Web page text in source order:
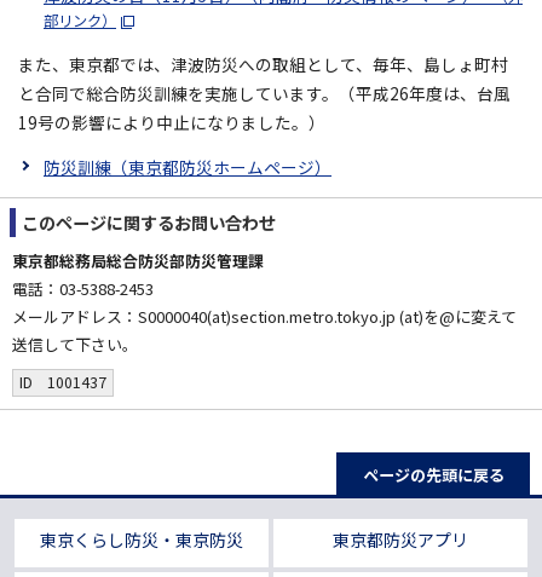
部リンク）
また、東京都では、津波防災への取組として、毎年、島しょ町村
と合同で総合防災訓練を実施しています。（平成26年度は、台風
19号の影響により中止になりました。）
防災訓練（東京都防災ホームページ）
このページに関するお問い合わせ
東京都総務局総合防災部防災管理課
電話：03-5388-2453
メールアドレス：S0000040(at)section.metro.tokyo.jp (at)を@に変えて
送信して下さい。
ID 1001437
ページの先頭に戻る
東京くらし防災・東京防災 東京都防災アプリ